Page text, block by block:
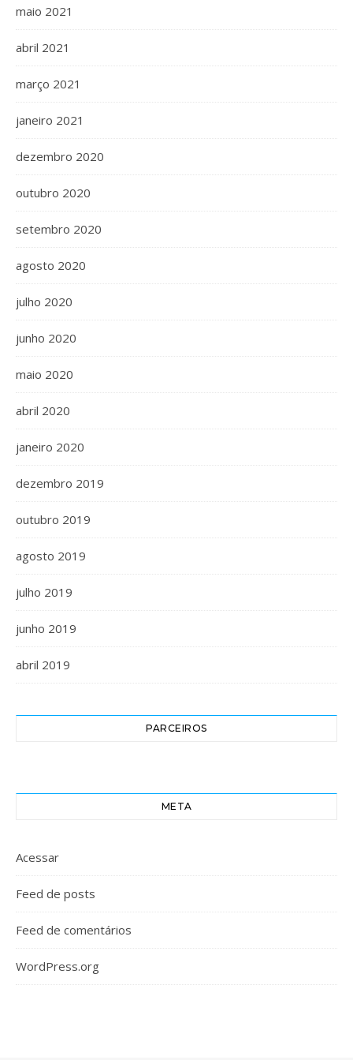
maio 2021
abril 2021
março 2021
janeiro 2021
dezembro 2020
outubro 2020
setembro 2020
agosto 2020
julho 2020
junho 2020
maio 2020
abril 2020
janeiro 2020
dezembro 2019
outubro 2019
agosto 2019
julho 2019
junho 2019
abril 2019
PARCEIROS
META
Acessar
Feed de posts
Feed de comentários
WordPress.org